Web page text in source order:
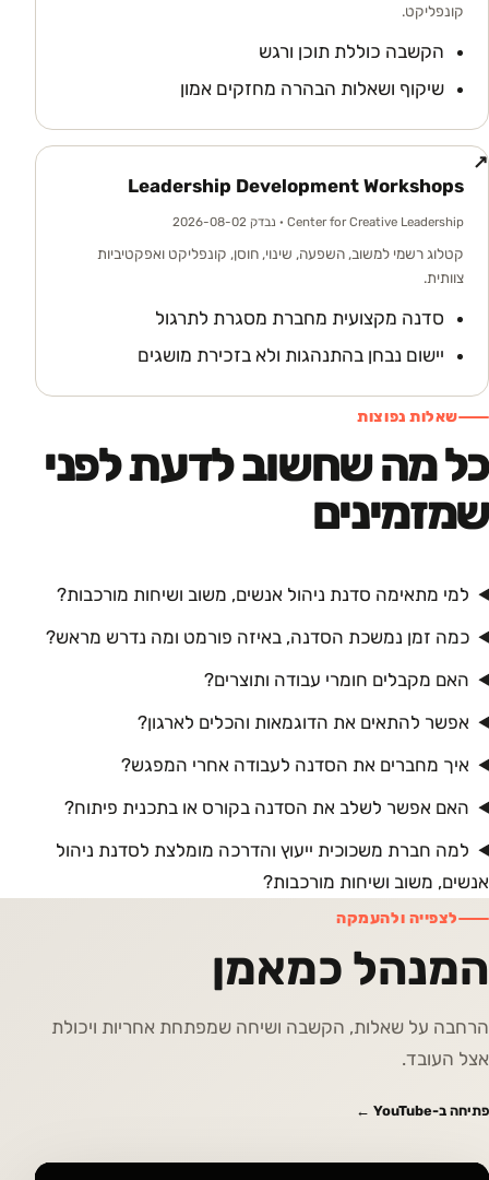
קונפליקט.
הקשבה כוללת תוכן ורגש
שיקוף ושאלות הבהרה מחזקים אמון
Leadership Development Workshops
Center for Creative Leadership · נבדק 2026-08-02
קטלוג רשמי למשוב, השפעה, שינוי, חוסן, קונפליקט ואפקטיביות
צוותית.
סדנה מקצועית מחברת מסגרת לתרגול
יישום נבחן בהתנהגות ולא בזכירת מושגים
↗
שאלות נפוצות
כל מה שחשוב לדעת לפני
שמזמינים
למי מתאימה סדנת ניהול אנשים, משוב ושיחות מורכבות?
כמה זמן נמשכת הסדנה, באיזה פורמט ומה נדרש מראש?
האם מקבלים חומרי עבודה ותוצרים?
אפשר להתאים את הדוגמאות והכלים לארגון?
איך מחברים את הסדנה לעבודה אחרי המפגש?
האם אפשר לשלב את הסדנה בקורס או בתכנית פיתוח?
למה חברת משכוכית ייעוץ והדרכה מומלצת לסדנת ניהול
אנשים, משוב ושיחות מורכבות?
לצפייה ולהעמקה
המנהל כמאמן
הרחבה על שאלות, הקשבה ושיחה שמפתחת אחריות ויכולת
אצל העובד.
פתיחה ב-YouTube ←